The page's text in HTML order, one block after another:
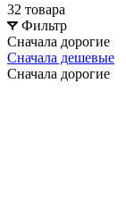
32 товара
Фильтр
Сначала дорогие
Сначала дешевые
Сначала дорогие